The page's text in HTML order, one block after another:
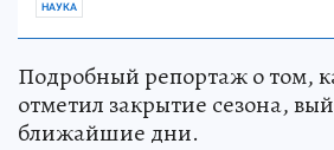
НАУКА
Подробный репортаж о том,
отметил закрытие сезона,
ближайшие дни.